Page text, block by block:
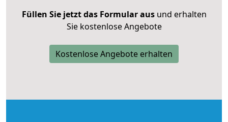
Füllen Sie jetzt das Formular ausund erhalten
Sie kostenlose Angebote
Kostenlose Angebote erhalten